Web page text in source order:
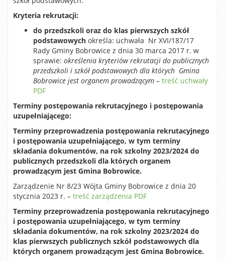
Kryteria rekrutacji:
do przedszkoli oraz do klas pierwszych szkół
podstawowych określa: uchwała Nr XVI/187/17
Rady Gminy Bobrowice z dnia 30 marca 2017 r. w
sprawie: określenia kryteriów rekrutacji do publicznych
przedszkoli i szkół podstawowych dla których Gmina
Bobrowice jest organem prowadzącym – treść uchwały
PDF
Terminy postępowania rekrutacyjnego i postępowania
uzupełniającego:
Terminy przeprowadzenia postępowania rekrutacyjnego
i postępowania uzupełniającego, w tym terminy
składania dokumentów, na rok szkolny 2023/2024 do
publicznych przedszkoli dla których organem
prowadzącym jest Gmina Bobrowice.
Zarządzenie Nr 8/23 Wójta Gminy Bobrowice z dnia 20
stycznia 2023 r. – treść zarządzenia PDF
Terminy przeprowadzenia postępowania rekrutacyjnego
i postępowania uzupełniającego, w tym terminy
składania dokumentów, na rok szkolny 2023/2024 do
klas pierwszych publicznych szkół podstawowych dla
których organem prowadzącym jest Gmina Bobrowice.